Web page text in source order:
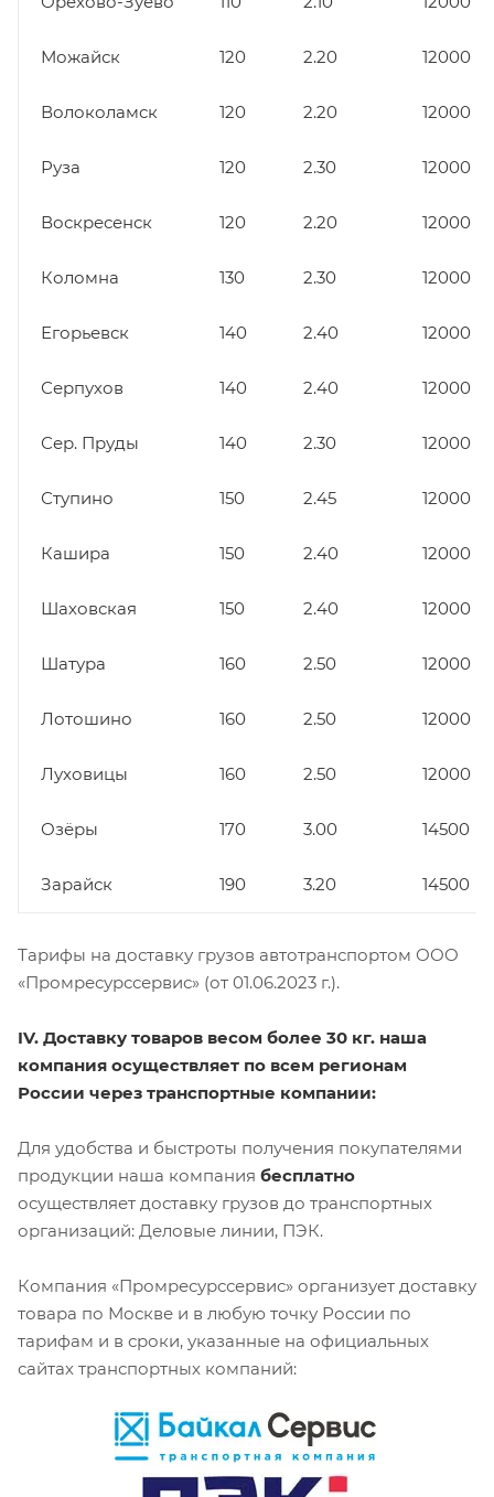
Можайск 120 2.20 12000
Волоколамск 120 2.20 12000
Руза 120 2.30 12000
Воскресенск 120 2.20 12000
Коломна 130 2.30 12000
Егорьевск 140 2.40 12000
Серпухов 140 2.40 12000
Сер. Пруды 140 2.30 12000
Ступино 150 2.45 12000
Кашира 150 2.40 12000
Шаховская 150 2.40 12000
Шатура 160 2.50 12000
Лотошино 160 2.50 12000
Луховицы 160 2.50 12000
Озёры 170 3.00 14500
Зарайск 190 3.20 14500
Тарифы на доставку грузов автотранспортом ООО
«Промресурссервис» (от 01.06.2023 г.).
IV. Доставку товаров весом более 30 кг. наша
компания осуществляет по всем регионам
России через транспортные компании:
Для удобства и быстроты получения покупателями
продукции наша компания бесплатно
осуществляет доставку грузов до транспортных
организаций: Деловые линии, ПЭК.
Компания «Промресурссервис» организует доставку
товара по Москве и в любую точку России по
тарифам и в сроки, указанные на официальных
сайтах транспортных компаний: